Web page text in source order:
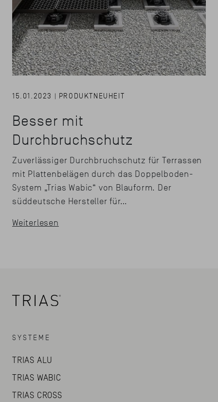
15.01.2023 | PRODUKTNEUHEIT
Besser mit
Durchbruchschutz
Zuverlässiger Durchbruchschutz für Terrassen
mit Plattenbelägen durch das Doppelboden-
System „Trias Wabic“ von Blauform. Der
süddeutsche Hersteller für…
Weiterlesen
SYSTEME
TRIAS ALU
TRIAS WABIC
TRIAS CROSS